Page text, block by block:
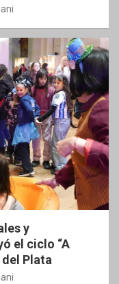
y
el ciclo “A
Plata